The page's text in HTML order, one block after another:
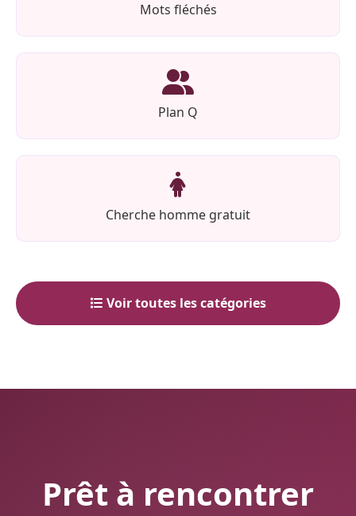
Mots fléchés
Plan Q
Cherche homme gratuit
Voir toutes les catégories
Prêt à rencontrer